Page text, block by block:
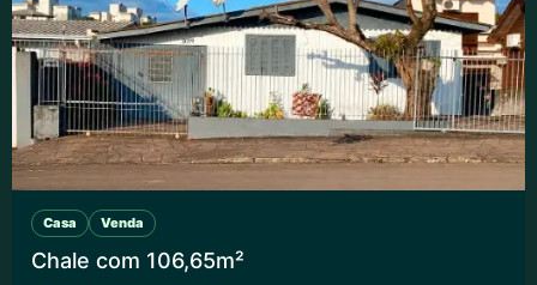
Casa Venda
Chale com 106,65m²